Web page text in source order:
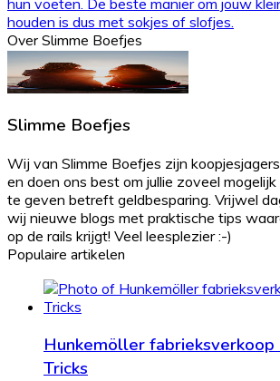
houden is dus met sokjes of slofjes.
Over Slimme Boefjes
Slimme Boefjes
Wij van Slimme Boefjes zijn
en doen ons best om jullie zoveel
te geven betreft geldbesparing. Vrijwel
wij nieuwe blogs met praktische tips
op de rails krijgt! Veel leesplezier :-)
Populaire artikelen
Hunkemöller fabrieksverkoop
Tricks